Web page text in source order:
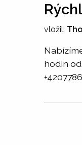
vložil:
hodin